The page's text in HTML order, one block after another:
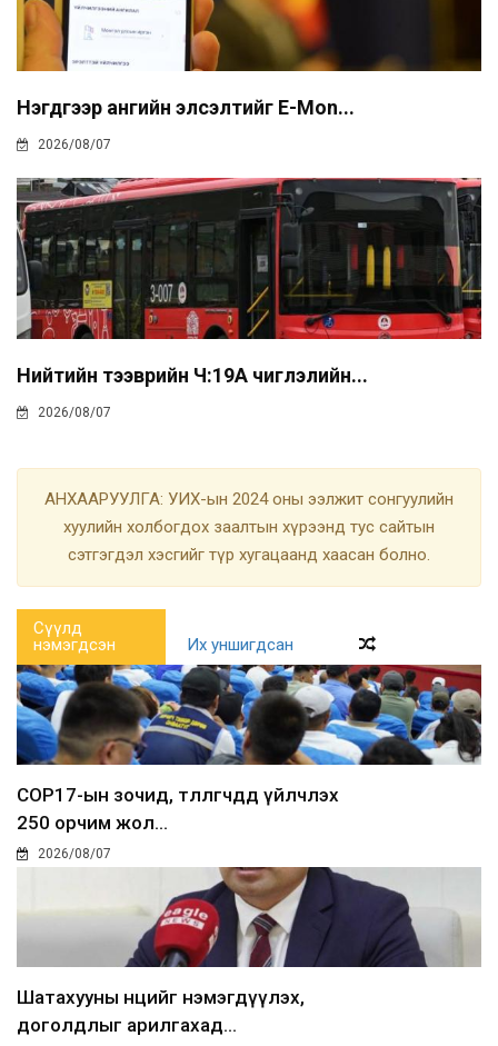
Нэгдүгээр ангийн элсэлтийг E-Mon...
2026/08/07
Нийтийн тээврийн Ч:19А чиглэлийн...
2026/08/07
АНХААРУУЛГА: УИХ-ын 2024 оны ээлжит сонгуулийн
хуулийн холбогдох заалтын хүрээнд тус сайтын
сэтгэгдэл хэсгийг түр хугацаанд хаасан болно.
Сүүлд
нэмэгдсэн
Их уншигдсан
COP17-ын зочид, төлөөлөгчдөд үйлчлэх
250 орчим жол...
2026/08/07
Шатахууны нөөцийг нэмэгдүүлэх,
доголдлыг арилгахад...